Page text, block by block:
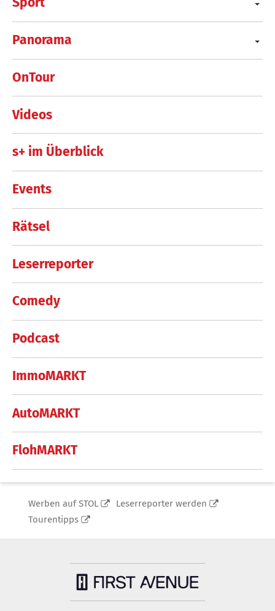
Panorama
OnTour
Videos
s+ im Überblick
Events
Rätsel
Leserreporter
Comedy
Podcast
ImmoMARKT
AutoMARKT
FlohMARKT
Werben auf STOL
Leserreporter werden
Tourentipps